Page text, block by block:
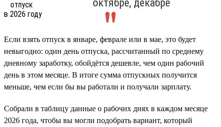
октябре, декабре
Если взять отпуск в январе, феврале или в мае, это будет
невыгодно: один день отпуска, рассчитанный по среднему
дневному заработку, обойдётся дешевле, чем один рабочий
день в этом месяце. В итоге сумма отпускных получится
меньше, чем если бы вы работали и получали зарплату.
Собрали в таблицу данные о рабочих днях в каждом месяце
2026 года, чтобы вы могли подобрать вариант, который